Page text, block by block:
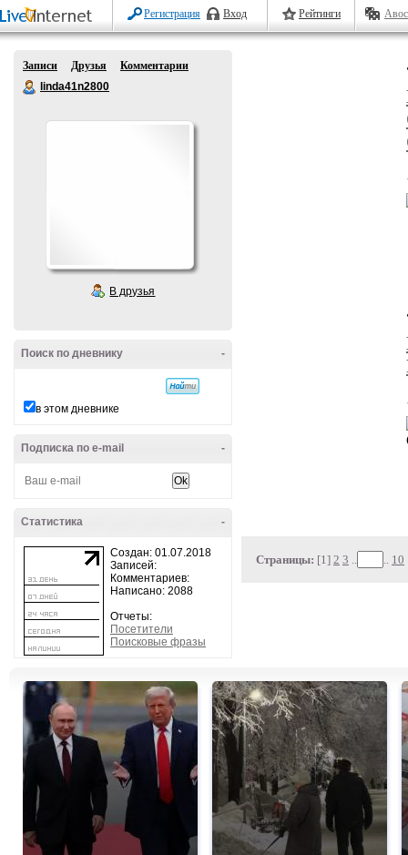
Регистрация Вход Рейтинги
Записи Друзья
Комментарии
linda41n2800
В друзья
-
Поиск по дневнику
в этом дневнике
-
Подписка по e-mail
-
Статистика
Создан: 01.07.2018
Записей:
Комментариев:
Написано: 2088
Отчеты:
Посетители
Поисковые фразы
Страницы: [1] 2 3 .. .. 10